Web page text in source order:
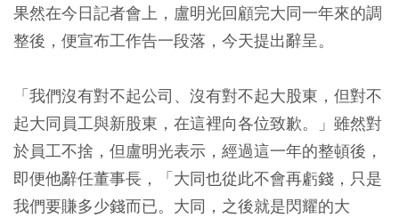
果然在今日記者會上，盧明光回顧完大同一年來的調
整後，便宣布工作告一段落，今天提出辭呈。
「我們沒有對不起公司、沒有對不起大股東，但對不
起大同員工與新股東，在這裡向各位致歉。」雖然對
於員工不捨，但盧明光表示，經過這一年的整頓後，
即便他辭任董事長，「大同也從此不會再虧錢，只是
我們要賺多少錢而已。大同，之後就是閃耀的大